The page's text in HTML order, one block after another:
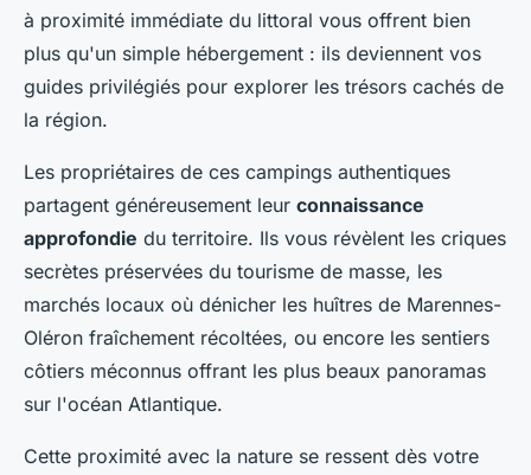
à proximité immédiate du littoral vous offrent bien
plus qu'un simple hébergement : ils deviennent vos
guides privilégiés pour explorer les trésors cachés de
la région.
Les propriétaires de ces campings authentiques
partagent généreusement leur connaissance
approfondie du territoire. Ils vous révèlent les criques
secrètes préservées du tourisme de masse, les
marchés locaux où dénicher les huîtres de Marennes-
Oléron fraîchement récoltées, ou encore les sentiers
côtiers méconnus offrant les plus beaux panoramas
sur l'océan Atlantique.
Cette proximité avec la nature se ressent dès votre